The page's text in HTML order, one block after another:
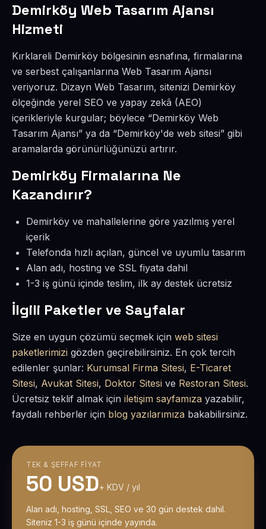
Demirköy Web Tasarım Ajansı
Hizmeti
Kırklareli Demirköy bölgesinin esnafına, firmalarına
ve serbest çalışanlarına Web Tasarım Ajansı
veriyoruz. Dizayn Web Tasarım, sitenizi Demirköy
ölçeğinde yerel SEO ve yapay zekâ (AEO)
içerikleriyle kurgular; böylece “Demirköy Web
Tasarım Ajansı” ya da “Demirköy'de web sitesi” gibi
aramalarda görünürlüğünüzü artırır.
Demirköy Firmalarına Ne
Kazandırır?
Demirköy ve mahallelerine göre yazılmış yerel
içerik
Telefonda hızlı açılan, güncel ve uyumlu tasarım
Alan adı, hosting ve SSL fiyata dahil
1-3 iş günü içinde teslim, ilk ay destek ücretsiz
İlgili Paketler ve Sayfalar
Size en uygun çözümü seçmek için web sitesi
paketlerimizi gözden geçirebilirsiniz. En çok tercih
edilenler şunlar: Kurumsal Firma Sitesi, E-Ticaret
Sitesi, Avukat Sitesi, Doktor Sitesi ve Restoran Sitesi.
Ücretsiz teklif almak için iletişim sayfamıza yazabilir,
faydalı rehberler için blog yazılarımıza bakabilirsiniz.
TEK & ŞEFFAF FIYAT
50 USD+ KDV / yıl
Alan adı, hosting, SSL, SEO ve 30 gün destek dahil.
Siteniz 1-3 iş günü içinde yayında.